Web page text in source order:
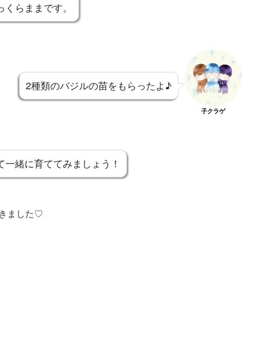
らままです。
2種類のバジルの苗をもらったよ♪
子クラゲ
緒に育ててみましょう！
ました♡